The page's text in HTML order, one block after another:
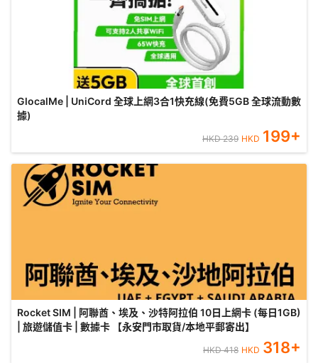
GlocalMe | UniCord 全球上網3合1快充線(免費5GB 全球流動數
據)
HKD239 HKD 199+
Rocket SIM | 阿聯酋、埃及、沙特阿拉伯 10日上網卡 (每日1GB)
| 旅遊儲值卡 | 數據卡 【永安門市取貨/本地平郵寄出】
HKD418 HKD 318+